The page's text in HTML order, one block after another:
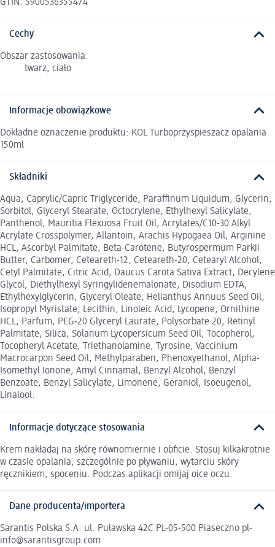
GTIN: 5900536355474
Cechy
Obszar zastosowania:
twarz, ciało
Informacje obowiązkowe
Dokładne oznaczenie produktu: KOL Turboprzyspieszacz opalania
150ml
Składniki
Aqua, Caprylic/Capric Triglyceride, Paraffinum Liquidum, Glycerin,
Sorbitol, Glyceryl Stearate, Octocrylene, Ethylhexyl Salicylate,
Panthenol, Mauritia Flexuosa Fruit Oil, Acrylates/C10-30 Alkyl
Acrylate Crosspolymer, Allantoin, Arachis Hypogaea Oil, Arginine
HCL, Ascorbyl Palmitate, Beta-Carotene, Butyrospermum Parkii
Butter, Carbomer, Ceteareth-12, Ceteareth-20, Cetearyl Alcohol,
Cetyl Palmitate, Citric Acid, Daucus Carota Sativa Extract, Decylene
Glycol, Diethylhexyl Syringylidenemalonate, Disodium EDTA,
Ethylhexylglycerin, Glyceryl Oleate, Helianthus Annuus Seed Oil,
Isopropyl Myristate, Lecithin, Linoleic Acid, Lycopene, Ornithine
HCL, Parfum, PEG-20 Glyceryl Laurate, Polysorbate 20, Retinyl
Palmitate, Silica, Solanum Lycopersicum Seed Oil, Tocopherol,
Tocopheryl Acetate, Triethanolamine, Tyrosine, Vaccinium
Macrocarpon Seed Oil, Methylparaben, Phenoxyethanol, Alpha-
Isomethyl Ionone, Amyl Cinnamal, Benzyl Alcohol, Benzyl
Benzoate, Benzyl Salicylate, Limonene, Geraniol, Isoeugenol,
Linalool.
Informacje dotyczące stosowania
Krem nakładaj na skórę równomiernie i obficie. Stosuj kilkakrotnie
w czasie opalania, szczególnie po pływaniu, wytarciu skóry
ręcznikiem, spoceniu. Podczas aplikacji omijaj oice oczu.
Dane producenta/importera
Sarantis Polska S.A. ul. Puławska 42C PL-05-500 Piaseczno pl-
info@sarantisgroup.com